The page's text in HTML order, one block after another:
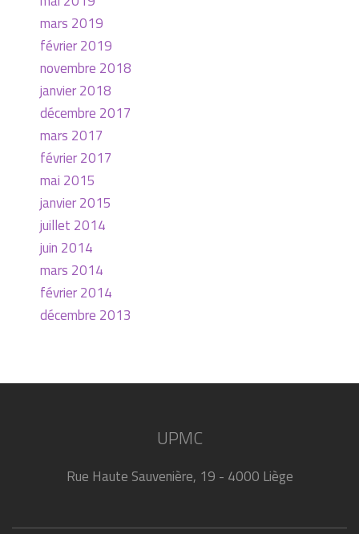
mars 2019
février 2019
novembre 2018
janvier 2018
décembre 2017
mars 2017
février 2017
mai 2015
janvier 2015
juillet 2014
juin 2014
mars 2014
février 2014
décembre 2013
UPMC
Rue Haute Sauvenière, 19 - 4000 Liège